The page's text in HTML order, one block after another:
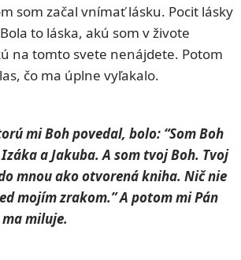
som začal vnímať lásku. Pocit lásky
to láska, akú som v živote
na tomto svete nenájdete. Potom
čo ma úplne vyľakalo.
mi Boh povedal, bolo: “Som Boh
a Jakuba. A som tvoj Boh. Tvoj
mnou ako otvorená kniha. Nič nie
mojím zrakom.” A potom mi Pán
miluje.